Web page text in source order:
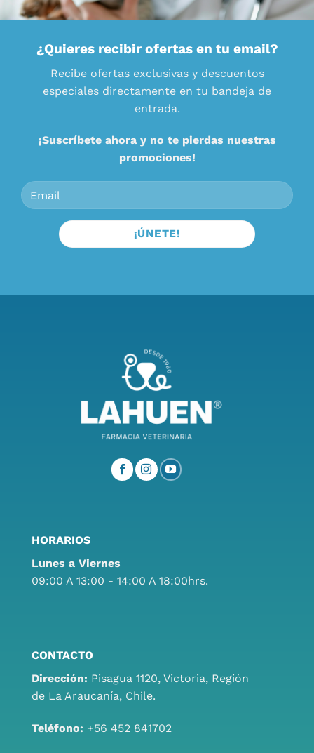
¿Quieres recibir ofertas en tu email?
Recibe ofertas exclusivas y descuentos
especiales directamente en tu bandeja de
entrada.
¡Suscríbete ahora y no te pierdas nuestras
promociones!
HORARIOS
Lunes a Viernes
09:00 A 13:00 - 14:00 A 18:00hrs.
CONTACTO
Dirección: Pisagua 1120, Victoria, Región
de La Araucanía, Chile.
Teléfono: +56 452 841702